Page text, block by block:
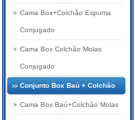
Cama Box+Colchão Espuma
Conjugado
Cama Box Colchão Molas
Conjugado
Conjunto Box Baú + Colchão
Cama Box Baú+Colchão Molas